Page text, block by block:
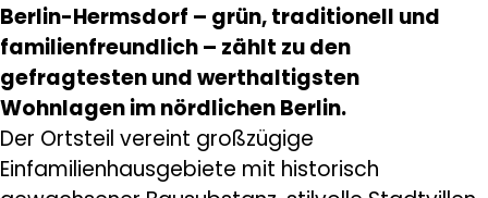
Berlin-Hermsdorf – grün, traditionell und
familienfreundlich – zählt zu den
gefragtesten und werthaltigsten
Wohnlagen im nördlichen Berlin.
Der Ortsteil vereint großzügige
Einfamilienhausgebiete mit historisch